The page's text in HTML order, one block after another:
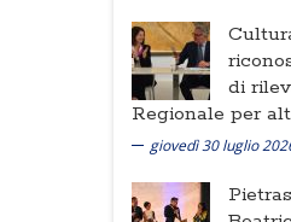
di
Regionale per
giovedì 30 luglio